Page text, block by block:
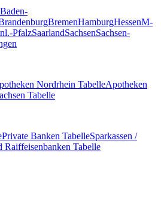
Baden-
BremenHamburgHessenM-
PfalzSaarlandSachsenSachsen-
Nordrhein TabelleApotheken
Tabelle
Private Banken TabelleSparkassen /
Raiffeisenbanken Tabelle